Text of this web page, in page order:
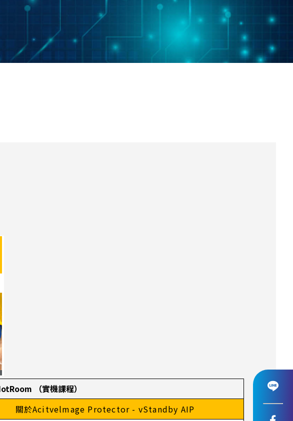
（實機課程）
關於Acitvelmage Protector - vStandby AIP